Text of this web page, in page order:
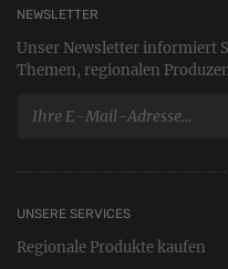
NEWSLETTER
Unser Newsletter informiert
Themen, regionalen
UNSERE SERVICES
Regionale Produkte kaufen